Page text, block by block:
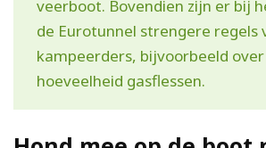
veerboot. Bovendien zijn er bij
de Eurotunnel strengere regels
kampeerders, bijvoorbeeld
hoeveelheid gasflessen.